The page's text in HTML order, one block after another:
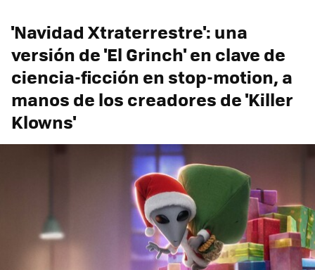
'Navidad Xtraterrestre': una
versión de 'El Grinch' en clave de
ciencia-ficción en stop-motion, a
manos de los creadores de 'Killer
Klowns'